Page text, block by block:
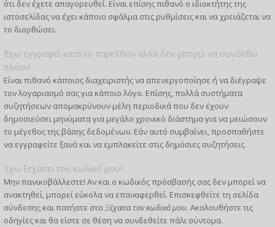
ότι δεν έχετε απαγορευθεί. Είναι επίσης πιθανό ο ιδιοκτήτης της
ιστοσελίδας να έχει κάποιο σφάλμα στις ρυθμίσεις και να χρειάζεται να
το διορθώσει.
Έχω εγγραφεί κατά το παρελθόν αλλά δεν μπορώ να συνδεθώ
πλέον!
Είναι πιθανό κάποιος διαχειριστής να απενεργοποίησε ή να διέγραψε
τον λογαριασμό σας για κάποιο λόγο. Επίσης, πολλά συστήματα
συζητήσεων απομακρύνουν μέλη περιοδικά που δεν έχουν
δημοσιεύσει μηνύματα για μεγάλο χρονικό διάστημα για να μειώσουν
το μέγεθος της βάσης δεδομένων. Εάν αυτό συμβαίνει, προσπαθήστε
να εγγραφείτε ξανά και να εμπλακείτε στις δημόσιες συζητήσεις.
Έχω ξεχάσει τον κωδικό μου!
Μην πανικοβάλλεστε! Αν και ο κωδικός πρόσβασής σας δεν μπορεί να
ανακτηθεί, μπορεί εύκολα να επαναφερθεί. Επισκεφθείτε τη σελίδα
σύνδεσης και πατήστε στο Ξέχασα τον κωδικό μου. Ακολουθήστε τις
οδηγίες και θα είστε σε θέση να συνδεθείτε πάλι σύντομα.